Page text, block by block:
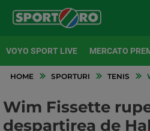
VOYO SPORT LIVE MERCATO
HOME SPORTURI TENIS
Wim Fissette
despartirea de